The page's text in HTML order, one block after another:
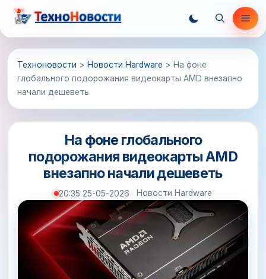
Перейти
содержимому
Техноновости > Новости Hardware > На фоне
глобального подорожания видеокарты AMD внезапно
начали дешеветь
На фоне глобального
подорожания видеокарты AMD
внезапно начали дешеветь
20:35 25-05-2026 Новости Hardware